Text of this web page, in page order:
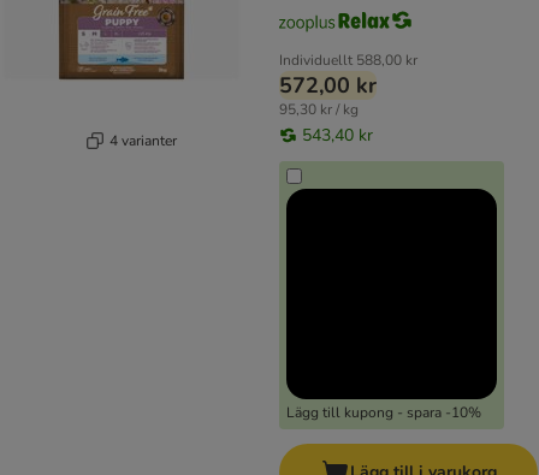
4 varianter
Individuellt 588,00 kr
572,00 kr
95,30 kr / kg
543,40 kr
Lägg till kupong - spara -10%